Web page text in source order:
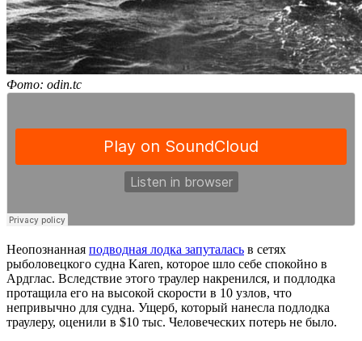
Фото: odin.tc
Неопознанная подводная лодка запуталась в сетях
рыболовецкого судна Karen, которое шло себе спокойно в
Ардглас. Вследствие этого траулер накренился, и подлодка
протащила его на высокой скорости в 10 узлов, что
непривычно для судна. Ущерб, который нанесла подлодка
траулеру, оценили в $10 тыс. Человеческих потерь не было.